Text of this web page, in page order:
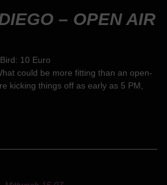
– OPEN AIR
10 Euro
could be more fitting than an open-
kicking things off as early as 5 PM,